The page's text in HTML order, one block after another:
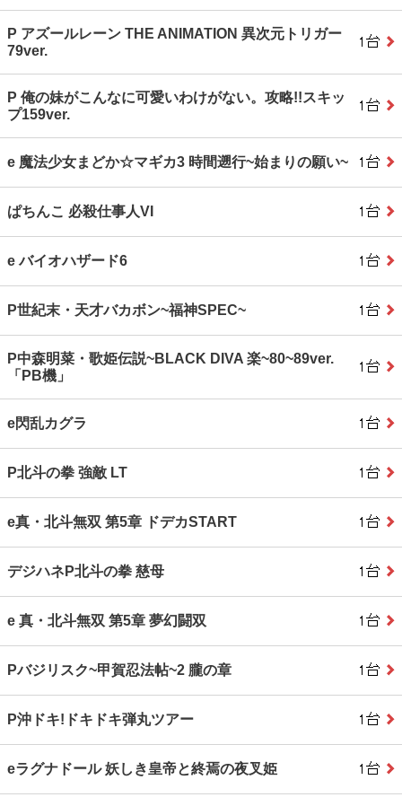
P アズールレーン THE ANIMATION 異次元トリガー
79ver.
P 俺の妹がこんなに可愛いわけがない。攻略!!スキッ
プ159ver.
e 魔法少女まどか☆マギカ3 時間遡行~始まりの願い~
ぱちんこ 必殺仕事人VI
e バイオハザード6
P世紀末・天才バカボン~福神SPEC~
P中森明菜・歌姫伝説~BLACK DIVA 楽~80~89ver.
「PB機」
e閃乱カグラ
P北斗の拳 強敵 LT
e真・北斗無双 第5章 ドデカSTART
デジハネP北斗の拳 慈母
e 真・北斗無双 第5章 夢幻闘双
Pバジリスク~甲賀忍法帖~2 朧の章
P沖ドキ!ドキドキ弾丸ツアー
eラグナドール 妖しき皇帝と終焉の夜叉姫